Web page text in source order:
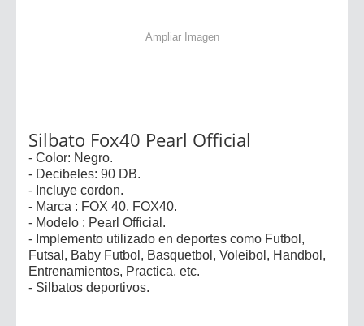
Ampliar Imagen
Silbato Fox40 Pearl Official
- Color: Negro.
- Decibeles: 90 DB.
- Incluye cordon.
- Marca : FOX 40, FOX40.
- Modelo : Pearl Official.
- Implemento utilizado en deportes como Futbol,
Futsal, Baby Futbol, Basquetbol, Voleibol, Handbol,
Entrenamientos, Practica, etc.
- Silbatos deportivos.